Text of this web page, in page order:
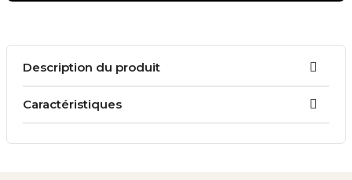
Description du produit
Caractéristiques